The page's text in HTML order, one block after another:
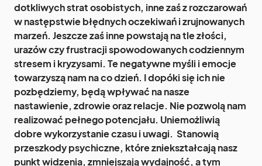
dotkliwych strat osobistych, inne zaś z rozczarowań
w następstwie błędnych oczekiwań i zrujnowanych
marzeń. Jeszcze zaś inne powstają na tle złości,
urazów czy frustracji spowodowanych codziennym
stresem i kryzysami. Te negatywne myśli i emocje
towarzyszą nam na co dzień. I dopóki się ich nie
pozbędziemy, będą wpływać na nasze
nastawienie, zdrowie oraz relacje. Nie pozwolą nam
realizować pełnego potencjału. Uniemożliwią
dobre wykorzystanie czasu i uwagi. Stanowią
przeszkody psychiczne, które zniekształcają nasz
punkt widzenia, zmniejszają wydajność, a tym